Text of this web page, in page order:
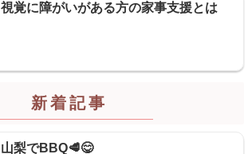
視覚に障がいがある方の家事支援とは
新着記事
山梨でBBQ🥩😋